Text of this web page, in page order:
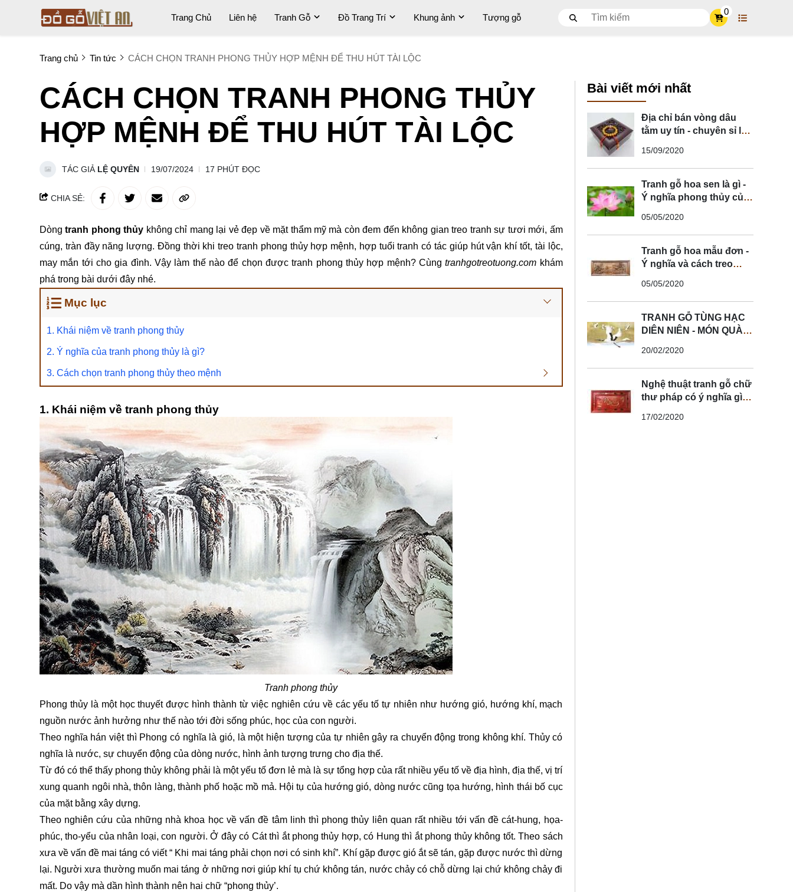
Trang Chủ Liên hệ Tranh Gỗ Đồ Trang Trí Khung ảnh Tượng gỗ
0
Trang chủ Tin tức CÁCH CHỌN TRANH PHONG THỦY HỢP MỆNH ĐỂ THU HÚT TÀI LỘC
CÁCH CHỌN TRANH PHONG THỦY
HỢP MỆNH ĐỂ THU HÚT TÀI LỘC
TÁC GIẢ LỆ QUYÊN 19/07/2024 17 PHÚT ĐỌC
CHIA SẺ:
Dòngtranh phong thủy không chỉ mang lại vẻ đẹp về mặt thẩm mỹ mà còn đem đến không gian treo tranh sự tươi mới, ấm
cúng, tràn đầy năng lượng. Đồng thời khi treo tranh phong thủy hợp mệnh, hợp tuổi tranh có tác giúp hút vận khí tốt, tài lộc,
may mắn tới cho gia đình. Vậy làm thế nào để chọn được tranh phong thủy hợp mệnh? Cùngtranhgotreotuong.com khám
phá trong bài dưới đây nhé.
Mục lục
1. Khái niệm về tranh phong thủy
2. Ý nghĩa của tranh phong thủy là gì?
3. Cách chọn tranh phong thủy theo mệnh
1. Khái niệm về tranh phong thủy
Tranh phong thủy
Phong thủy là một học thuyết được hình thành từ việc nghiên cứu về các yếu tố tự nhiên như hướng gió, hướng khí, mạch
nguồn nước ảnh hưởng như thế nào tới đời sống phúc, học của con người.
Theo nghĩa hán việt thì Phong có nghĩa là gió, là một hiện tượng của tự nhiên gây ra chuyển động trong không khí. Thủy có
nghĩa là nước, sự chuyển động của dòng nước, hình ảnh tượng trưng cho địa thế.
Từ đó có thể thấy phong thủy không phải là một yếu tố đơn lẻ mà là sự tổng hợp của rất nhiều yếu tố về địa hình, địa thế, vị trí
xung quanh ngôi nhà, thôn làng, thành phố hoặc mồ mả. Hội tụ của hướng gió, dòng nước cũng tọa hướng, hình thái bố cục
của mặt bằng xây dựng.
Theo nghiên cứu của những nhà khoa học về vấn đề tâm linh thì phong thủy liên quan rất nhiều tới vấn đề cát-hung, họa-
phúc, tho-yểu của nhân loại, con người. Ở đây có Cát thì ắt phong thủy hợp, có Hung thì ắt phong thủy không tốt. Theo sách
xưa về vấn đề mai táng có viết “ Khi mai táng phải chọn nơi có sinh khí”. Khí gặp được gió ắt sẽ tán, gặp được nước thì dừng
lại. Người xưa thường muốn mai táng ở những nơi giúp khí tụ chứ không tán, nước chảy có chỗ dừng lại chứ không chảy đi
mất. Do vậy mà dần hình thành nên hai chữ “phong thủy’.
Bài viết mới nhất
Địa chỉ bán vòng dâu
tằm uy tín - chuyên sỉ lẻ
15/09/2020
Tranh gỗ hoa sen là gì -
Ý nghĩa phong thủy của
05/05/2020
Tranh gỗ hoa mẫu đơn -
Ý nghĩa và cách treo
phong thủy
05/05/2020
TRANH GỖ TÙNG HẠC
DIÊN NIÊN - MÓN QUÀ
CUỘC SỐNG
20/02/2020
Nghệ thuật tranh gỗ chữ
thư pháp có ý nghĩa gì?
chuộng
17/02/2020